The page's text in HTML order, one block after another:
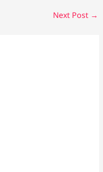
Next Post →